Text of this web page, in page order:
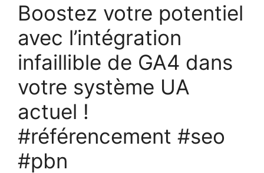
Boostez votre potentiel
avec l’intégration
infaillible de GA4 dans
votre système UA
actuel !
#référencement #seo
#pbn